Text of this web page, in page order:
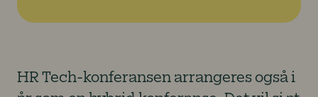
HR Tech-konferansen arrangeres også i